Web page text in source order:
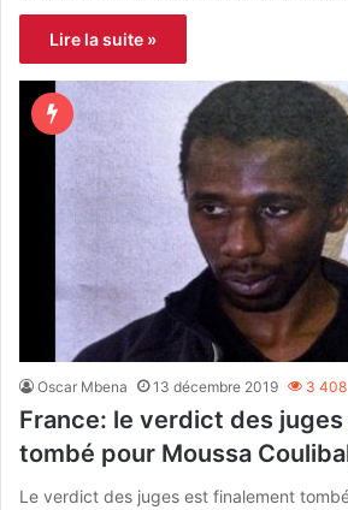
Lire la suite »
Oscar Mbena 13 décembre 2019 3 408
France: le verdict des
tombé pour Moussa
Le verdict des juges est finalement